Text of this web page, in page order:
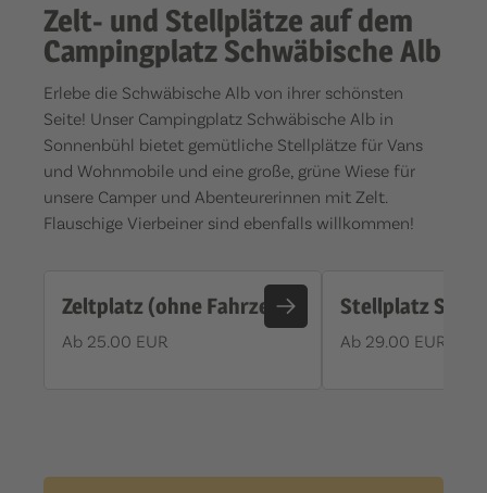
Zelt- und Stellplätze auf dem
Campingplatz Schwäbische Alb
Erlebe die Schwäbische Alb von ihrer schönsten
Seite! Unser Campingplatz Schwäbische Alb in
Sonnenbühl bietet gemütliche Stellplätze für Vans
und Wohnmobile und eine große, grüne Wiese für
unsere Camper und Abenteurerinnen mit Zelt.
Flauschige Vierbeiner sind ebenfalls willkommen!
Zeltplatz (ohne Fahrzeug)
Ab 25.00 EUR
Stellplatz
Ab 29.00 EUR